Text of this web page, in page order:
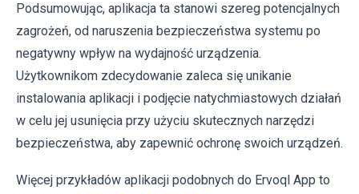
Podsumowując, aplikacja ta stanowi szereg potencjalnych
zagrożeń, od naruszenia bezpieczeństwa systemu po
negatywny wpływ na wydajność urządzenia.
Użytkownikom zdecydowanie zaleca się unikanie
instalowania aplikacji i podjęcie natychmiastowych działań
w celu jej usunięcia przy użyciu skutecznych narzędzi
bezpieczeństwa, aby zapewnić ochronę swoich urządzeń.
Więcej przykładów aplikacji podobnych do Ervoql App to